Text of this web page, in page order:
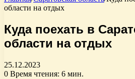
области на отдых
Куда поехать в
области на отдых
25.12.2023
0 Время чтения: 6 мин.